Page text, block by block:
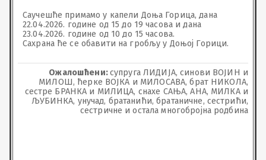
Саучешће примамо у капели Доња Горица, дана
22.04.2026. године од 15 до 19 часова и дана
23.04.2026. године од 10 до 15 часова.
Сахрана ће се обавити на гробљу у Доњој Горици.
Ожалошћени:супруга ЛИДИЈА, синови ВОЈИН и
МИЛОШ, ћерке ВОЈКА и МИЛОСАВА, брат НИКОЛА,
сестре БРАНКА и МИЛИЦА, снахе САЊА, АНА, МИЛКА и
ЉУБИНКА, унучад, братанићи, братаничне, сестрићи,
сестричне и остала многобројна родбина